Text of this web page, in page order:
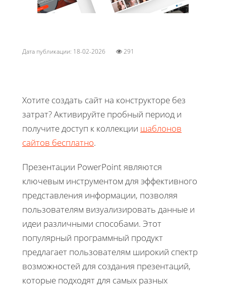
Дата публикации: 18-02-2026 291
Хотите создать сайт на конструкторе без
затрат? Активируйте пробный период и
получите доступ к коллекции шаблонов
сайтов бесплатно.
Презентации PowerPoint являются
ключевым инструментом для эффективного
представления информации, позволяя
пользователям визуализировать данные и
идеи различными способами. Этот
популярный программный продукт
предлагает пользователям широкий спектр
возможностей для создания презентаций,
которые подходят для самых разных